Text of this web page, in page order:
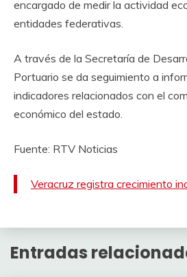
encargado de medir la actividad
entidades federativas.
A través de la Secretaría de
Portuario se da seguimiento a
indicadores relacionados con el
económico del estado.
Fuente: RTV Noticias
Veracruz registra crecimiento
Entradas